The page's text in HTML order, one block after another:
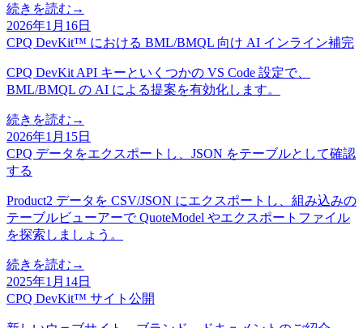
続きを読む →
2026年1月16日
CPQ DevKit™ における BML/BMQL 向け AI インライン補完
CPQ DevKit API キーといくつかの VS Code 設定で、
BML/BMQL の AI による提案を有効化します。
続きを読む →
2026年1月15日
CPQ データをエクスポートし、JSON をテーブルとして確認
する
Product2 データを CSV/JSON にエクスポートし、組み込みの
テーブルビューアーで QuoteModel やエクスポートファイル
を探索しましょう。
続きを読む →
2025年1月14日
CPQ DevKit™ サイト公開